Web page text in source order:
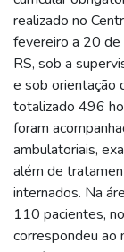
realizado no
fevereiro a 20 de
RS, sob a
e sob orientação
totalizado 496
foram
ambulatoriais,
além de
internados. Na
110 pacientes,
correspondeu ao